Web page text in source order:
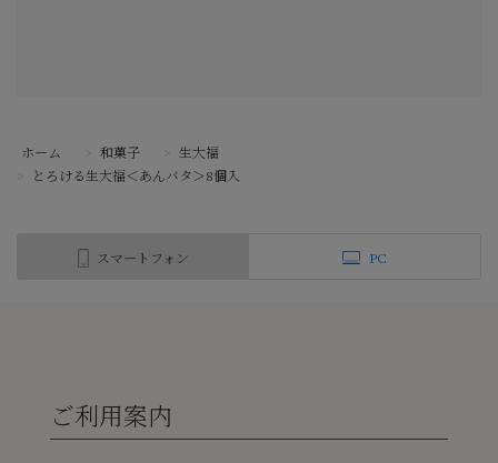
ホーム 和菓子
生大福
とろける生大福＜あんバタ＞8個入
スマートフォン PC
ご利用案内